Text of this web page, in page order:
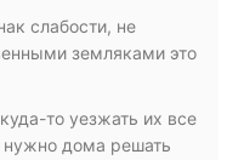
слабости, не
земляками это
то уезжать их все
нужно дома решать